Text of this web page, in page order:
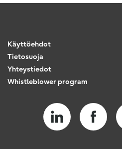
Käyttöehdot
Tietosuoja
Yhteystiedot
Whistleblower program